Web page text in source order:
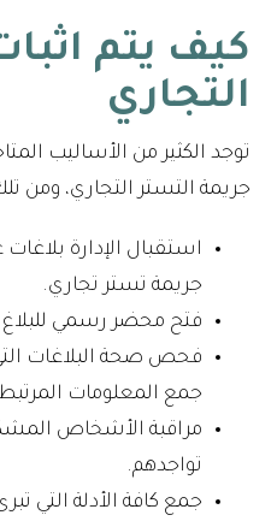
كيف يتم
التجاري
توجد الكثير من الأساليب
جريمة التستر التجاري، ومن
استقبال الإدارة
جريمة تستر تجاري.
فتح محضر رسمي للبلاغ
فحص صحة البلاغات
جمع المعلومات
مراقبة الأشخاص
تواجدهم.
جمع كافة الأدلة التي